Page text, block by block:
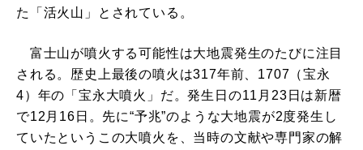
た「活火山」とされている。
富士山が噴火する可能性は大地震発生のたびに注目
される。歴史上最後の噴火は317年前、1707（宝永
4）年の「宝永大噴火」だ。発生日の11月23日は新暦
で12月16日。先に“予兆”のような大地震が2度発生し
ていたというこの大噴火を、当時の文献や専門家の解